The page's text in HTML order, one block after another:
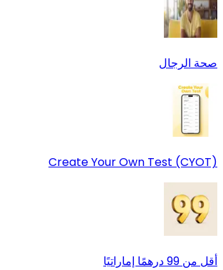
صحة الرجال
Create Your Own Test (CYOT)
أقل من 99 درهمًا إماراتيًا